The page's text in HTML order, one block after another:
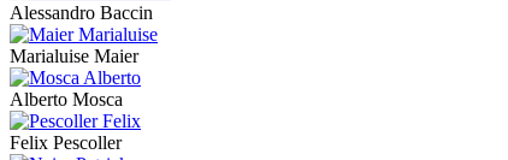
Alessandro Baccin
Marialuise Maier
Alberto Mosca
Felix Pescoller